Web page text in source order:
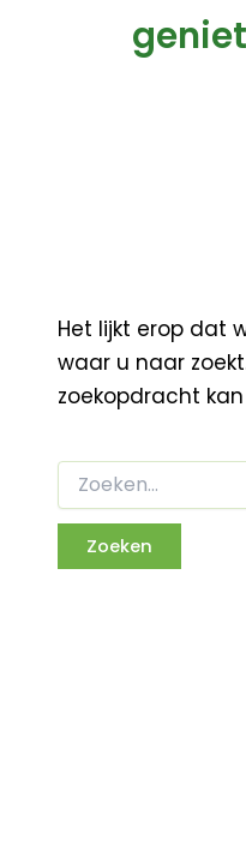
Het lijkt erop dat
waar u naar
zoekopdracht